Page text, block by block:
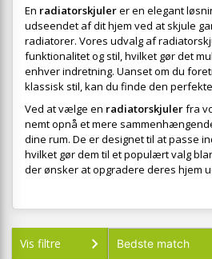
En radiatorskjulerer en elegant
udseendet af dit hjem ved at skjule
radiatorer. Vores udvalg af
funktionalitet og stil, hvilket gør det
enhver indretning. Uanset om du
klassisk stil, kan du finde den
Ved at vælge en radiatorskjulerfra
nemt opnå et mere
dine rum. De er designet til at passe
hvilket gør dem til et populært valg
der ønsker at opgradere deres hjem
Vis filtre